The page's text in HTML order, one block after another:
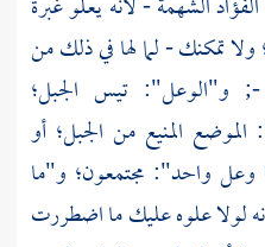
تمكنك - لما لها في ذلك من
-; و"الوعل": تيس الجبل؛
المنيع من الجبل؛ أو
واحد": مجتمعون؛ و"ما
علوه عليك ما اضطررت